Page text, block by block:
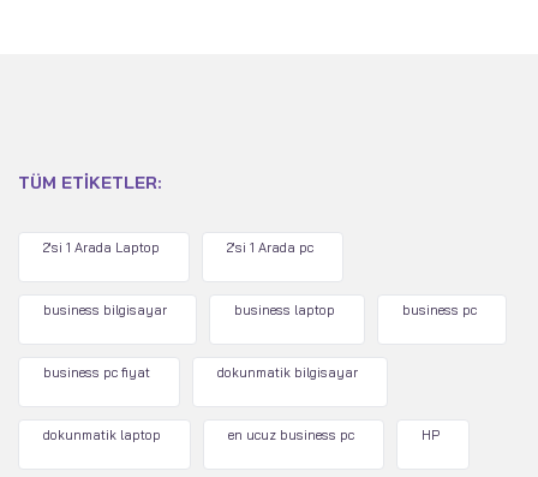
TÜM ETIKETLER:
2'si 1 Arada Laptop 2'si 1 Arada pc
business bilgisayar business laptop business pc
business pc fiyat dokunmatik bilgisayar
dokunmatik laptop en ucuz business pc HP